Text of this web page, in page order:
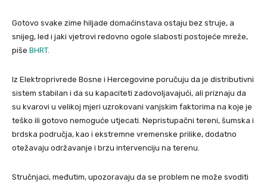
Gotovo svake zime hiljade domaćinstava ostaju bez struje, a
snijeg, led i jaki vjetrovi redovno ogole slabosti postojeće mreže,
piše BHRT.
Iz Elektroprivrede Bosne i Hercegovine poručuju da je distributivni
sistem stabilan i da su kapaciteti zadovoljavajući, ali priznaju da
su kvarovi u velikoj mjeri uzrokovani vanjskim faktorima na koje je
teško ili gotovo nemoguće utjecati. Nepristupačni tereni, šumska i
brdska područja, kao i ekstremne vremenske prilike, dodatno
otežavaju održavanje i brzu intervenciju na terenu.
Stručnjaci, međutim, upozoravaju da se problem ne može svoditi